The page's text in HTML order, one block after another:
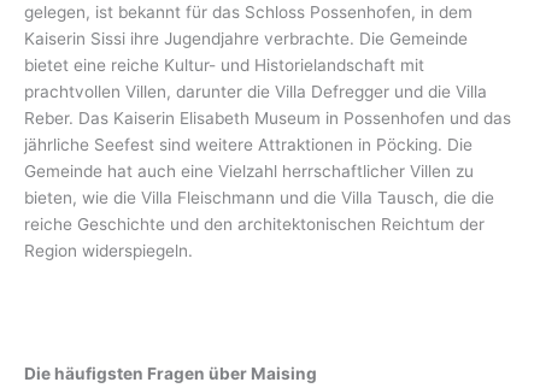
gelegen, ist bekannt für das Schloss Possenhofen, in dem
Kaiserin Sissi ihre Jugendjahre verbrachte. Die Gemeinde
bietet eine reiche Kultur- und Historielandschaft mit
prachtvollen Villen, darunter die Villa Defregger und die Villa
Reber. Das Kaiserin Elisabeth Museum in Possenhofen und das
jährliche Seefest sind weitere Attraktionen in Pöcking. Die
Gemeinde hat auch eine Vielzahl herrschaftlicher Villen zu
bieten, wie die Villa Fleischmann und die Villa Tausch, die die
reiche Geschichte und den architektonischen Reichtum der
Region widerspiegeln.
Die häufigsten Fragen über Maising